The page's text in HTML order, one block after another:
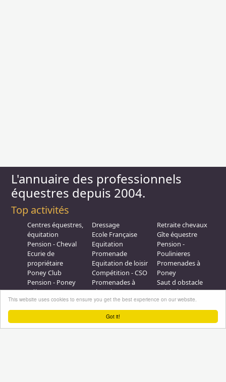
Got it!
This website uses cookies to ensure you get the best experience on our website.
L'annuaire des professionnels
équestres depuis 2004.
Top activités
Centres équestres,
équitation
Pension - Cheval
Ecurie de
propriétaire
Poney Club
Pension - Poney
Débourrage
Elevage
Dressage
Ecole Française
Equitation
Promenade
Equitation de loisir
Compétition - CSO
Promenades à
Cheval
Galops - Equitation
Retraite chevaux
Gîte équestre
Pension -
Poulinieres
Promenades à
Poney
Saut d obstacle
Relais étape
Plus d'infos
Professionnel équestre, Inscrivez-vous !